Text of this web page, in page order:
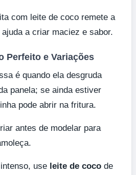
com leite de coco remete a
a criar maciez e sabor.
Perfeito e Variações
é quando ela desgruda
panela; se ainda estiver
pode abrir na fritura.
antes de modelar para
use leite de coco de